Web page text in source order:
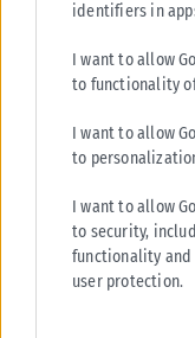
identifiers in
I want to allow
to functionality
I want to allow
to
I want to allow
to security,
functionality
user protection.